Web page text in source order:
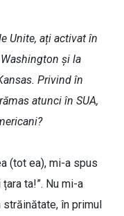
Unite, ați activat în
și la
Privind în
atunci în SUA,
(tot ea), mi-a spus
ta!”. Nu mi-a
în primul